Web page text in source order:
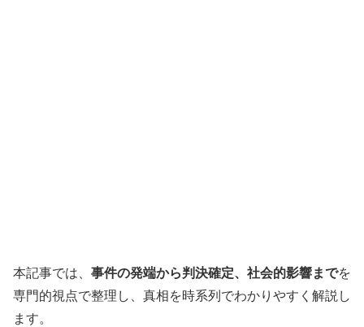
本記事では、 事件の発端から判決確定、社会的影響までを
専門的視点で整理し、真相を時系列でわかりやすく解説し
ます。